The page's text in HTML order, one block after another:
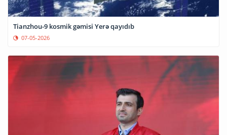
Tianzhou-9 kosmik gəmisi Yerə qayıdıb
07-05-2026